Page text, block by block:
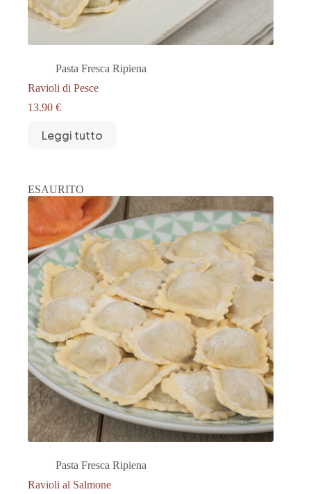
Pasta Fresca Ripiena
Ravioli di Pesce
13.90 €
Leggi tutto
ESAURITO
Pasta Fresca Ripiena
Ravioli al Salmone